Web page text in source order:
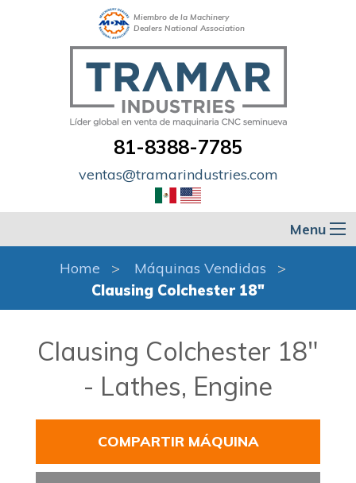
Miembro de la Machinery
Dealers National Association
81-8388-7785
ventas@tramarindustries.com
Menu
Home
Máquinas Vendidas
Clausing Colchester 18"
Clausing Colchester 18"
- Lathes, Engine
COMPARTIR MÁQUINA